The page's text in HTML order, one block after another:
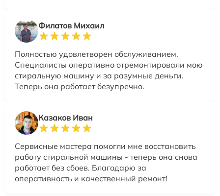
Филатов Михаил
Полностью удовлетворен обслуживанием.
Специалисты оперативно отремонтировали мою
стиральную машину и за разумные деньги.
Теперь она работает безупречно.
Казаков Иван
Сервисные мастера помогли мне восстановить
работу стиральной машины - теперь она снова
работает без сбоев. Благодарю за
оперативность и качественный ремонт!